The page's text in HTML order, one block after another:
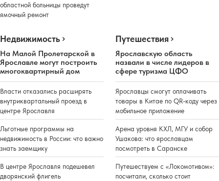
областной больницы проведут
ямочный ремонт
Недвижимость
На Малой Пролетарской в
Ярославле могут построить
многоквартирный дом
Власти отказались расширять
внутриквартальный проезд в
центре Ярославля
Льготные программы на
недвижимость в России: что важно
знать заемщику
В центре Ярославля подешевел
дворянский флигель
Путешествия
Ярославскую область
назвали в числе лидеров в
сфере туризма ЦФО
Ярославцы смогут оплачивать
товары в Китае по QR-коду через
мобильное приложение
Арена уровня КХЛ, МГУ и собор
Ушакова: что ярославцам
посмотреть в Саранске
Путешествуем с «Локомотивом»:
посчитали, сколько стоит